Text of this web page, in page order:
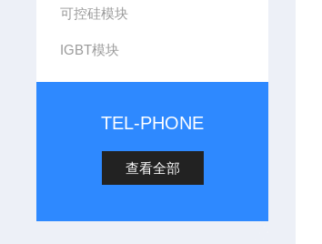
可控硅模块
IGBT模块
TEL-PHONE
查看全部